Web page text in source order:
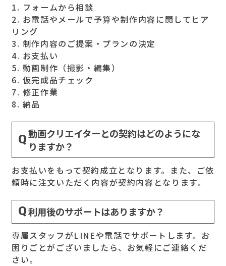
1. フォームから相談
2. お電話やメールで予算や制作内容に関してヒア
リング
3. 制作内容のご提案・プランの決定
4. お支払い
5. 動画制作（撮影・編集）
6. 仮完成品チェック
7. 修正作業
8. 納品
動画クリエイターとの契約はどのようにな
りますか？
お支払いをもって契約成立となります。また、ご依
頼時に注文いただく内容が契約内容となります。
利用後のサポートはありますか？
専属スタッフがLINEや電話でサポートします。お
困りごとがございましたら、お気軽にご連絡くだ
さい。